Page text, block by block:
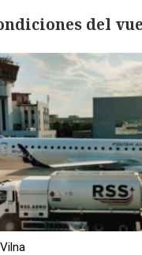
del